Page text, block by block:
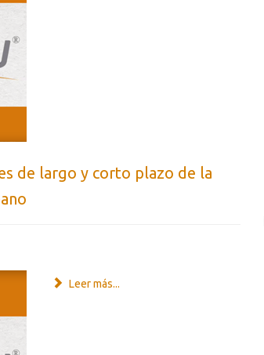
de largo y corto plazo de la
Leer más...